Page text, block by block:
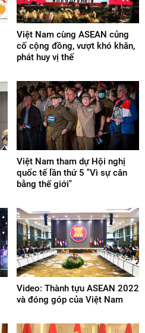
Việt Nam cùng ASEAN củng
cố cộng đồng, vượt khó khăn,
phát huy vị thế
Việt Nam tham dự Hội nghị
quốc tế lần thứ 5 "Vì sự cân
bằng thế giới"
Video: Thành tựu ASEAN 2022
và đóng góp của Việt Nam